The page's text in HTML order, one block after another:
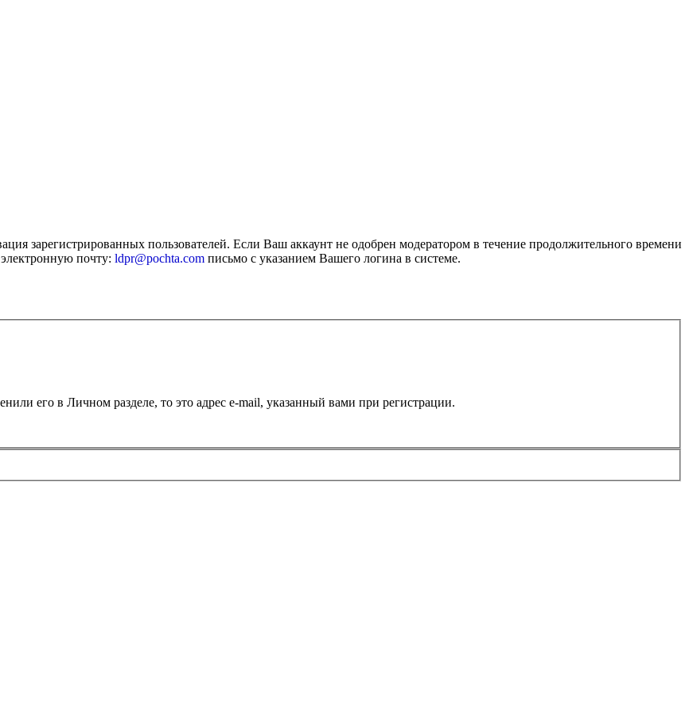
зарегистрированных пользователей. Если Ваш аккаунт не одобрен модератором в течение продолжительного времени
почту: ldpr@pochta.comписьмо с указанием Вашего логина в системе.
его в Личном разделе, то это адрес e-mail, указанный вами при регистрации.